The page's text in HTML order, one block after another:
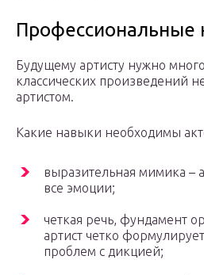
Профессиональные
Будущему артисту нужно
классических произведений
артистом.
Какие навыки необходимы
выразительная мимика –
все эмоции;
четкая речь, фундамент
артист четко
проблем с дикцией;